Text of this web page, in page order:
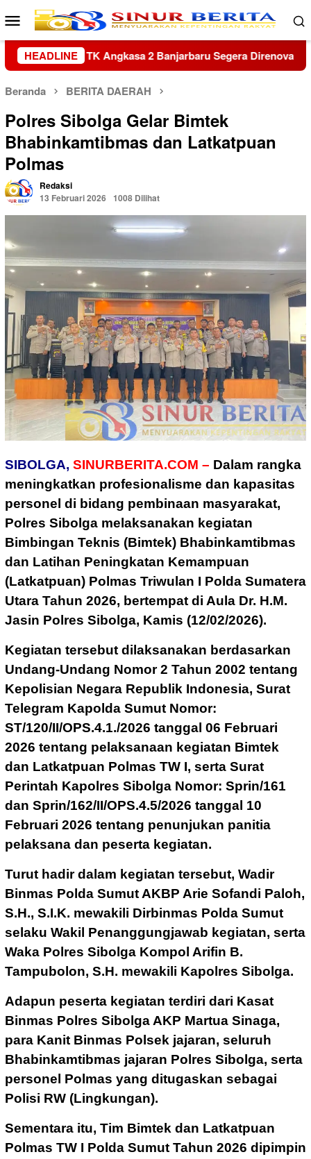
Loncat
ke
konten
Menu
Mobile
HEADLINE
Segera Direnovasi Kapolres Sambas Silaturahmi ke
Beranda BERITA DAERAH
Polres Sibolga Gelar Bimtek
Bhabinkamtibmas dan Latkatpuan
Polmas
Redaksi
13 Februari 2026
1008 Dilihat
SIBOLGA, SINURBERITA.COM – Dalam rangka
meningkatkan profesionalisme dan kapasitas
personel di bidang pembinaan masyarakat,
Polres Sibolga melaksanakan kegiatan
Bimbingan Teknis (Bimtek) Bhabinkamtibmas
dan Latihan Peningkatan Kemampuan
(Latkatpuan) Polmas Triwulan I Polda Sumatera
Utara Tahun 2026, bertempat di Aula Dr. H.M.
Jasin Polres Sibolga, Kamis (12/02/2026).
Kegiatan tersebut dilaksanakan berdasarkan
Undang-Undang Nomor 2 Tahun 2002 tentang
Kepolisian Negara Republik Indonesia, Surat
Telegram Kapolda Sumut Nomor:
ST/120/II/OPS.4.1./2026 tanggal 06 Februari
2026 tentang pelaksanaan kegiatan Bimtek
dan Latkatpuan Polmas TW I, serta Surat
Perintah Kapolres Sibolga Nomor: Sprin/161
dan Sprin/162/II/OPS.4.5/2026 tanggal 10
Februari 2026 tentang penunjukan panitia
pelaksana dan peserta kegiatan.
Turut hadir dalam kegiatan tersebut, Wadir
Binmas Polda Sumut AKBP Arie Sofandi Paloh,
S.H., S.I.K. mewakili Dirbinmas Polda Sumut
selaku Wakil Penanggungjawab kegiatan, serta
Waka Polres Sibolga Kompol Arifin B.
Tampubolon, S.H. mewakili Kapolres Sibolga.
Adapun peserta kegiatan terdiri dari Kasat
Binmas Polres Sibolga AKP Martua Sinaga,
para Kanit Binmas Polsek jajaran, seluruh
Bhabinkamtibmas jajaran Polres Sibolga, serta
personel Polmas yang ditugaskan sebagai
Polisi RW (Lingkungan).
Sementara itu, Tim Bimtek dan Latkatpuan
Polmas TW I Polda Sumut Tahun 2026 dipimpin